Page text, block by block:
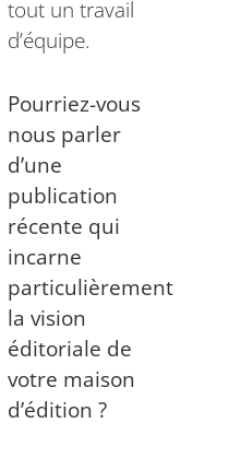
tout un travail
d’équipe.
Pourriez-vous
nous parler
d’une
publication
récente qui
incarne
particulièrement
la vision
éditoriale de
votre maison
d’édition ?